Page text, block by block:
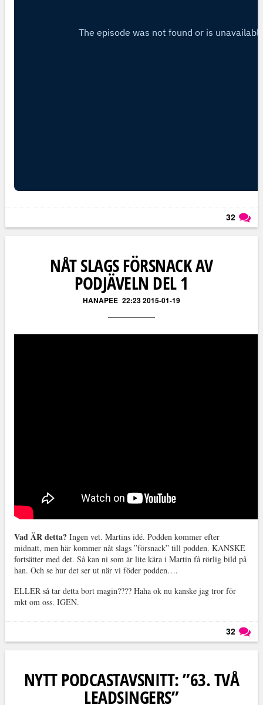
32
NÅT SLAGS FÖRSNACK AV
PODJÄVELN DEL 1
HANAPEE 22:23 2015-01-19
Vad ÄR detta? Ingen vet. Martins idé. Podden kommer efter
midnatt, men här kommer nåt slags ”försnack” till podden. KANSKE
fortsätter med det. Så kan ni som är lite kära i Martin få rörlig bild på
han. Och se hur det ser ut när vi föder podden….
ELLER så tar detta bort magin???? Haha ok nu kanske jag tror för
mkt om oss. IGEN.
32
NYTT PODCASTAVSNITT: ”63. TVÅ
LEADSINGERS”